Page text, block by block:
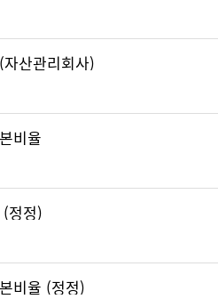
산관리회사)
비율
정정)
비율 (정정)